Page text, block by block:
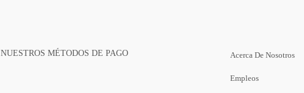
NUESTROS MÉTODOS DE PAGO Acerca De Nosotros
Empleos